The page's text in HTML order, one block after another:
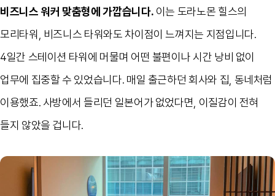
비즈니스 워커 맞춤형에 가깝습니다. 이는 도라노몬 힐스의
모리타워
비즈니스 타워와도 차이점이 느껴지는 지점입니다.
4일간 스테이션 타워에 머물며 어떤 불편이나 시간 낭비 없이
업무에 집중할 수 있었습니다. 매일 출근하던 회사와 집 동네처럼
이용했죠. 사방에서 들리던 일본어가 없었다면 이질감이 전혀
들지 않았을 겁니다.